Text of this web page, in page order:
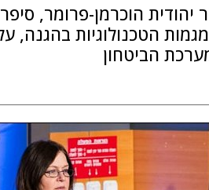
הטכנולוגיות בהגנה,
הביטחון